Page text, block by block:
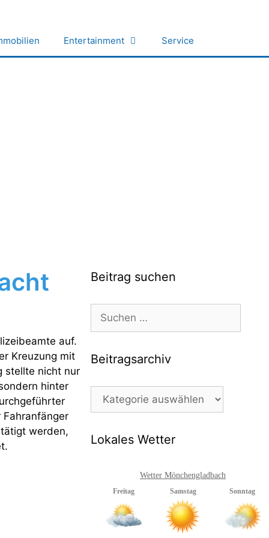
Entertainment Service
auf.
Kreuzung mit
stellte nicht nur
hinter
werden,
Beitrag suchen
Suchen
nach:
Beitragsarchiv
Beitragsarchiv
Lokales Wetter
Wetter Mönchengladbach